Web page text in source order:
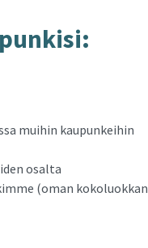
muihin kaupunkeihin
osalta
(oman